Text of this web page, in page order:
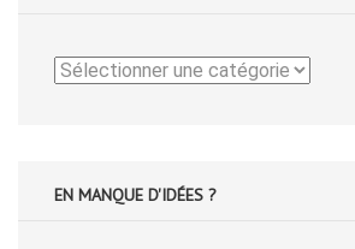
Catégories
EN MANQUE D'IDÉES ?